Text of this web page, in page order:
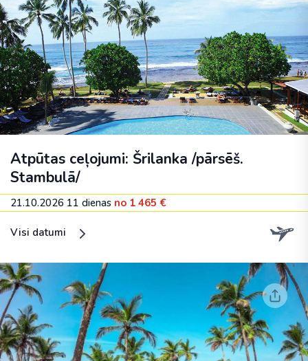
Atpūtas ceļojumi: Šrilanka /pārsēš.
Stambulā/
21.10.2026 11 dienas no 1 465 €
Visi datumi